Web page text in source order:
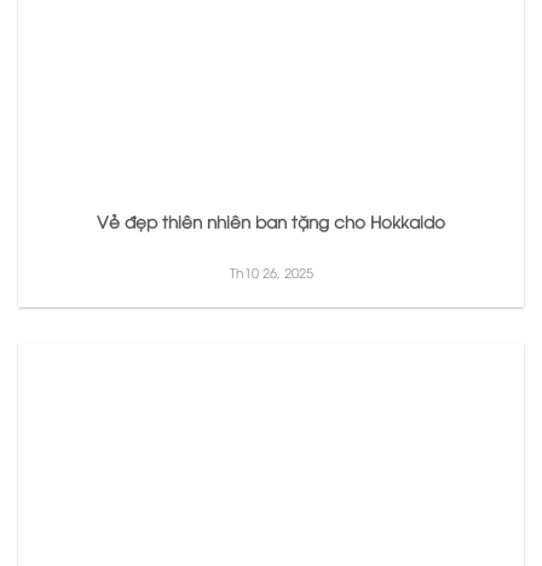
Vẻ đẹp thiên nhiên ban tặng cho Hokkaido
Th10 26, 2025